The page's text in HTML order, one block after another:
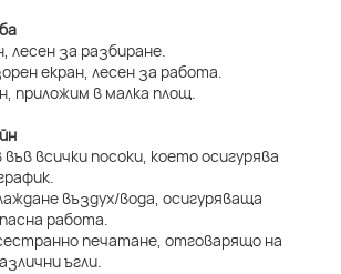
лесен за разбиране.
екран, лесен за работа.
приложим в малка площ.
всички посоки, което осигурява
въздух/вода, осигуряваща
работа.
печатане, отговарящо на
ъгли.